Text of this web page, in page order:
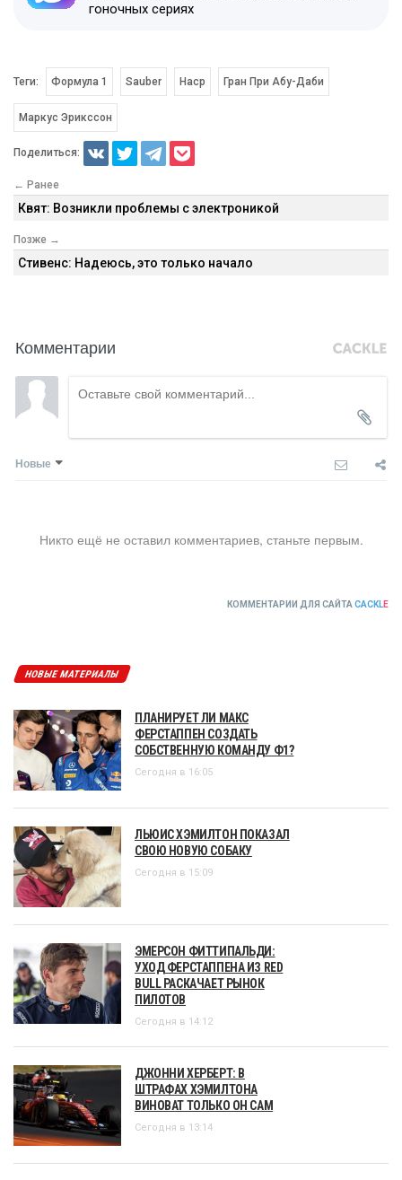
гоночных сериях
Теги: Формула 1 Sauber Наср Гран При Абу-Даби
Маркус Эрикссон
Поделиться:
← Ранее
Квят: Возникли проблемы с электроникой
Позже →
Стивенс: Надеюсь, это только начало
Комментарии
Новые
Никто ещё не оставил комментариев, станьте первым.
КОММЕНТАРИИ ДЛЯ САЙТА CACKLE
НОВЫЕ МАТЕРИАЛЫ
ПЛАНИРУЕТ ЛИ МАКС
ФЕРСТАППЕН СОЗДАТЬ
СОБСТВЕННУЮ КОМАНДУ Ф1?
Сегодня в 16:05
ЛЬЮИС ХЭМИЛТОН ПОКАЗАЛ
СВОЮ НОВУЮ СОБАКУ
Сегодня в 15:09
ЭМЕРСОН ФИТТИПАЛЬДИ:
УХОД ФЕРСТАППЕНА ИЗ RED
BULL РАСКАЧАЕТ РЫНОК
ПИЛОТОВ
Сегодня в 14:12
ДЖОННИ ХЕРБЕРТ: В
ШТРАФАХ ХЭМИЛТОНА
ВИНОВАТ ТОЛЬКО ОН САМ
Сегодня в 13:14